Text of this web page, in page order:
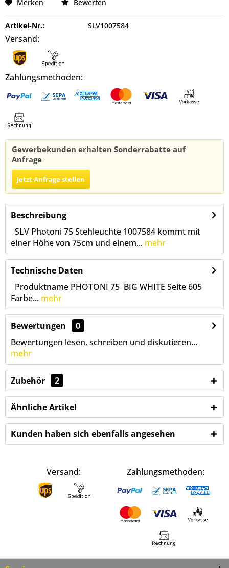
Merken Bewerten
Artikel-Nr.: SLV1007584
Versand:
Zahlungsmethoden:
Gewerbekunden erhalten Sonderrabatte auf
Anfrage
Jetzt Anfrage stellen
Beschreibung
SLV Photoni 75 Stehleuchte 1007584 kommt mit
einer Höhe von 75cm und einem... mehr
Technische Daten
Produktname PHOTONI 75 BIG WHITE Seite 605
Farbe... mehr
Bewertungen
0
Bewertungen lesen, schreiben und diskutieren...
mehr
Zubehör 2
Ähnliche Artikel
Kunden haben sich ebenfalls angesehen
Versand: Zahlungsmethoden: